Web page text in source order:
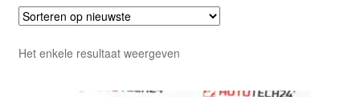
Het enkele resultaat weergeven